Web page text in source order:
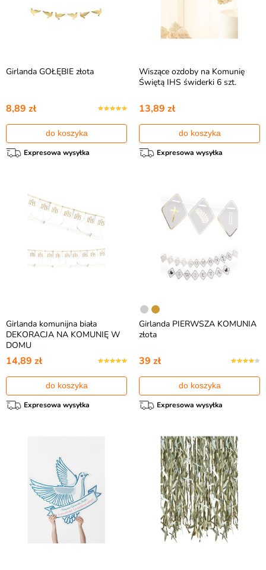
Girlanda GOŁĘBIE złota
8,89 zł
do koszyka
Expresowa wysyłka
Wiszące ozdoby na Komunię
Świętą IHS świderki 6 szt.
13,89 zł
do koszyka
Expresowa wysyłka
Girlanda komunijna biała
DEKORACJA NA KOMUNIĘ W
DOMU
14,89 zł
do koszyka
Expresowa wysyłka
Girlanda PIERWSZA KOMUNIA
złota
39 zł
do koszyka
Expresowa wysyłka